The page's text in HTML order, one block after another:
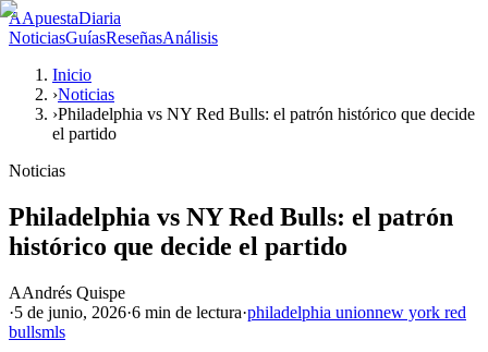
AApuestaDiaria
NoticiasGuíasReseñasAnálisis
Inicio
›Noticias
›Philadelphia vs NY Red Bulls: el patrón histórico que decide
el partido
Noticias
Philadelphia vs NY Red Bulls: el patrón
histórico que decide el partido
AAndrés Quispe
·5 de junio, 2026·6 min de lectura·philadelphia unionnew york red
bullsmls